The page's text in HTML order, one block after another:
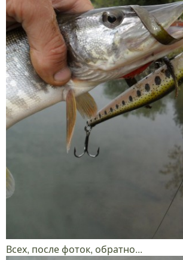
Всех, после фоток, обратно...